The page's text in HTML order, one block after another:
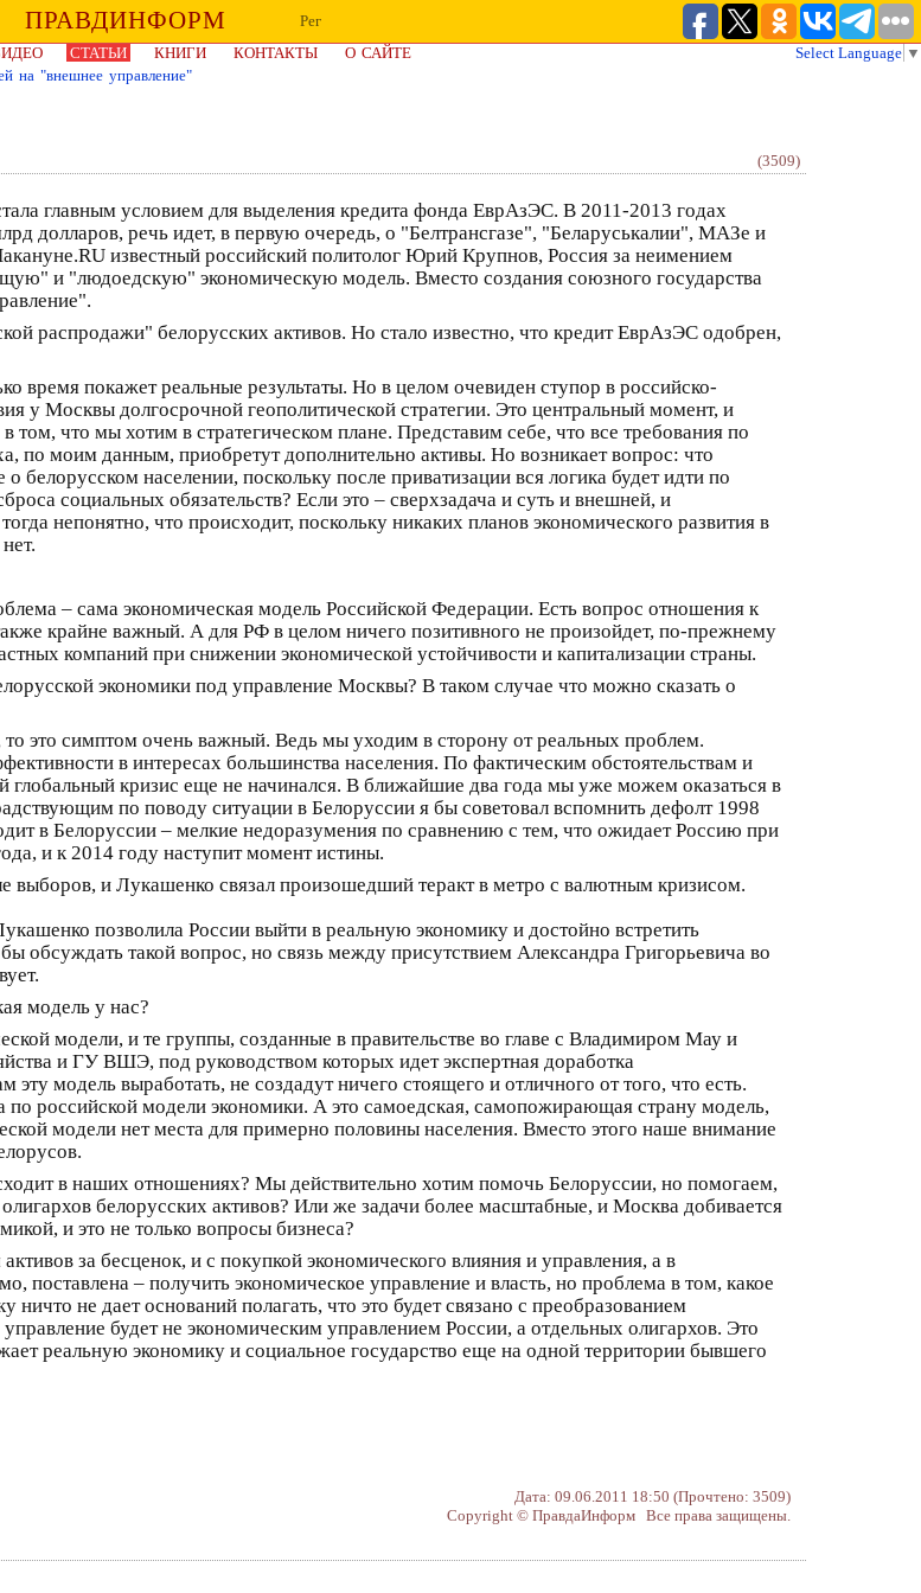
ПРАВДИНФОРМ
Рег
СТАТЬИ КНИГИ КОНТАКТЫ О САЙТЕ Select Language ▼
на "внешнее управление"
(3509)
главным условием для выделения кредита фонда ЕврАзЭС. В 2011-2013 годах
долларов, речь идет, в первую очередь, о "Белтрансгазе", "Беларуськалии", МАЗе и
известный российский политолог Юрий Крупнов, Россия за неимением
и "людоедскую" экономическую модель. Вместо создания союзного государства
распродажи" белорусских активов. Но стало известно, что кредит ЕврАзЭС одобрен,
время покажет реальные результаты. Но в целом очевиден ступор в российско-
у Москвы долгосрочной геополитической стратегии. Это центральный момент, и
том, что мы хотим в стратегическом плане. Представим себе, что все требования по
по моим данным, приобретут дополнительно активы. Но возникает вопрос: что
белорусском населении, поскольку после приватизации вся логика будет идти по
социальных обязательств? Если это – сверхзадача и суть и внешней, и
непонятно, что происходит, поскольку никаких планов экономического развития в
– сама экономическая модель Российской Федерации. Есть вопрос отношения к
крайне важный. А для РФ в целом ничего позитивного не произойдет, по-прежнему
компаний при снижении экономической устойчивости и капитализации страны.
экономики под управление Москвы? В таком случае что можно сказать о
это симптом очень важный. Ведь мы уходим в сторону от реальных проблем.
в интересах большинства населения. По фактическим обстоятельствам и
кризис еще не начинался. В ближайшие два года мы уже можем оказаться в
по поводу ситуации в Белоруссии я бы советовал вспомнить дефолт 1998
в Белоруссии – мелкие недоразумения по сравнению с тем, что ожидает Россию при
и к 2014 году наступит момент истины.
и Лукашенко связал произошедший теракт в метро с валютным кризисом.
позволила России выйти в реальную экономику и достойно встретить
такой вопрос, но связь между присутствием Александра Григорьевича во
модель у нас?
модели, и те группы, созданные в правительстве во главе с Владимиром Мау и
и ГУ ВШЭ, под руководством которых идет экспертная доработка
модель выработать, не создадут ничего стоящего и отличного от того, что есть.
по российской модели экономики. А это самоедская, самопожирающая страну модель,
модели нет места для примерно половины населения. Вместо этого наше внимание
в наших отношениях? Мы действительно хотим помочь Белоруссии, но помогаем,
белорусских активов? Или же задачи более масштабные, и Москва добивается
и это не только вопросы бизнеса?
за бесценок, и с покупкой экономического влияния и управления, а в
поставлена – получить экономическое управление и власть, но проблема в том, какое
ничто не дает оснований полагать, что это будет связано с преобразованием
будет не экономическим управлением России, а отдельных олигархов. Это
реальную экономику и социальное государство еще на одной территории бывшего
Дата: 09.06.2011 18:50 (Прочтено: 3509)
Copyright © ПравдаИнформ Все права защищены.